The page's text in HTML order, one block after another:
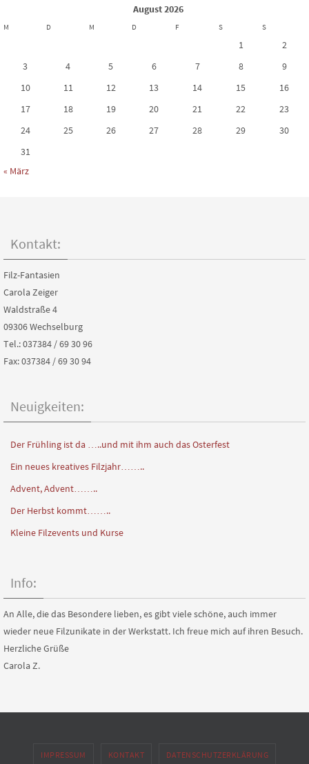
August 2026
M D M D F S S
1
2
3
4 5 6 7 8
9
10
11 12 13 14 15
16
17
18 19 20 21 22
23
24
25 26 27 28 29
30
31
« März
Kontakt:
Filz-Fantasien
Carola Zeiger
Waldstraße 4
09306 Wechselburg
Tel.: 037384 / 69 30 96
Fax: 037384 / 69 30 94
Neuigkeiten:
Der Frühling ist da …..und mit ihm auch das Osterfest
Ein neues kreatives Filzjahr……..
Advent, Advent……..
Der Herbst kommt……..
Kleine Filzevents und Kurse
Info:
An Alle, die das Besondere lieben, es gibt viele schöne, auch immer
wieder neue Filzunikate in der Werkstatt. Ich freue mich auf ihren Besuch.
Herzliche Grüße
Carola Z.
IMPRESSUM KONTAKT DATENSCHUTZERKLÄRUNG